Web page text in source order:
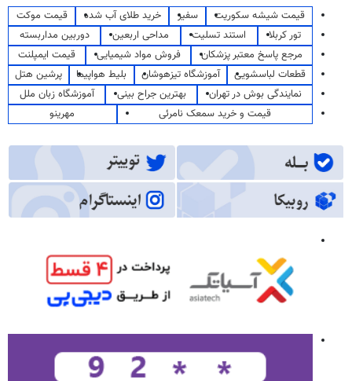
قیمت شیشه سکوریت سفیر خرید طلای آب شده
قیمت موکت
تور کربلا
استند تسلیت مداحی اربعین
دوربین مداربسته
مرجع پاسخ معتبر پزشکان
فروش مواد شیمیایی
قیمت ایمپلنت
قطعات لباسشویی
آموزشگاه تیزهوشان بلیط هواپیما
پرشین هتل
نمایندگی بوش در تهران
بهترین جراح بینی
آموزشگاه زبان ملل
قیمت و خرید سمعک نامرئی
مهرینو